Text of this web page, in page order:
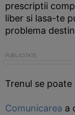
prescriptii
liber si lasa-te
problema
Trenul se
Comunicarea a